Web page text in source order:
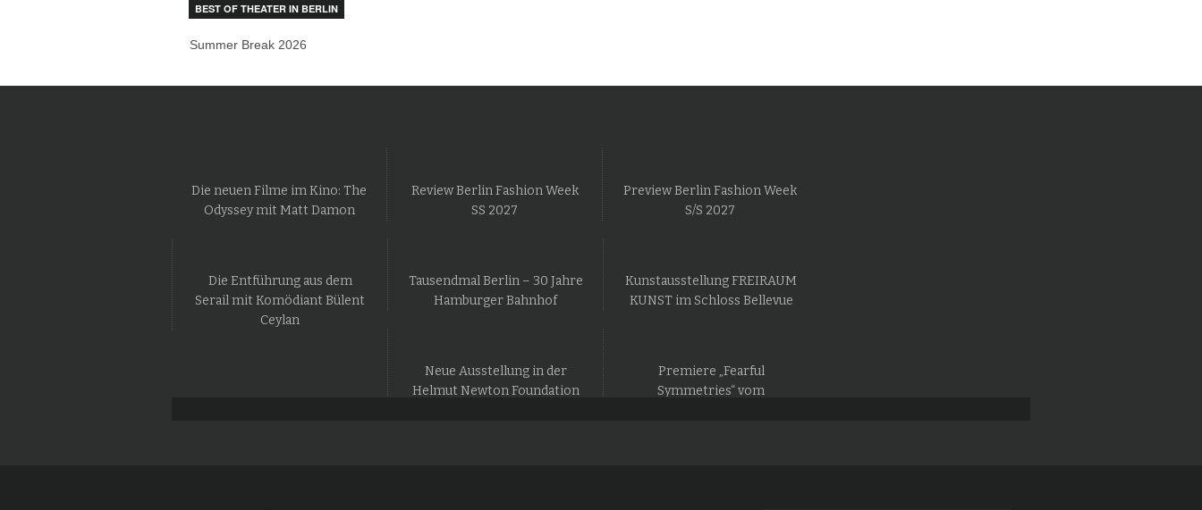
BEST OF THEATER IN BERLIN
Summer Break 2026
Die neuen Filme im Kino: The
Odyssey mit Matt Damon
Review Berlin Fashion Week
SS 2027
Preview Berlin Fashion Week
S/S 2027
Die Entführung aus dem
Serail mit Komödiant Bülent
Ceylan
Tausendmal Berlin – 30 Jahre
Hamburger Bahnhof
Kunstausstellung FREIRAUM
KUNST im Schloss Bellevue
Neue Ausstellung in der
Helmut Newton Foundation
Premiere „Fearful
Symmetries“ vom